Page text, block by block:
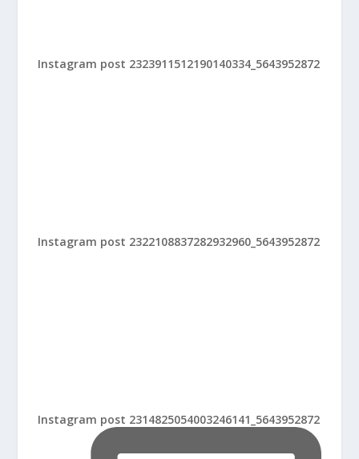
Instagram post 2323911512190140334_5643952872
Instagram post 2322108837282932960_5643952872
Instagram post 2314825054003246141_5643952872